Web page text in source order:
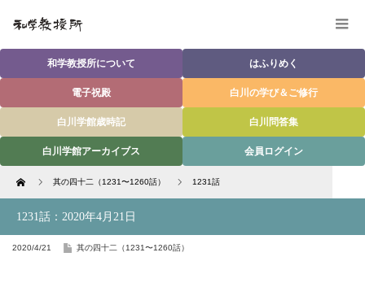
和学教授所について はふりめく
電子祝殿 白川の学び＆ご修行
白川学館歳時記 白川問答集
白川学館アーカイブス 会員ログイン
Home 其の四十二（1231〜1260話） 1231話
1231話：2020年4月21日
2020/4/21 其の四十二（1231〜1260話）